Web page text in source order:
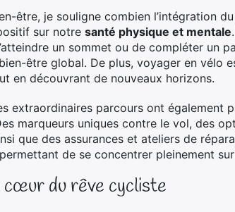
être, je souligne combien l’intégration
sur notre santé physique et mentale
un sommet ou de compléter un
être global. De plus, voyager en vélo
en découvrant de nouveaux horizons.
extraordinaires parcours ont également
marqueurs uniques contre le vol, des
que des assurances et ateliers de
de se concentrer pleinement
cœur du rêve cycliste